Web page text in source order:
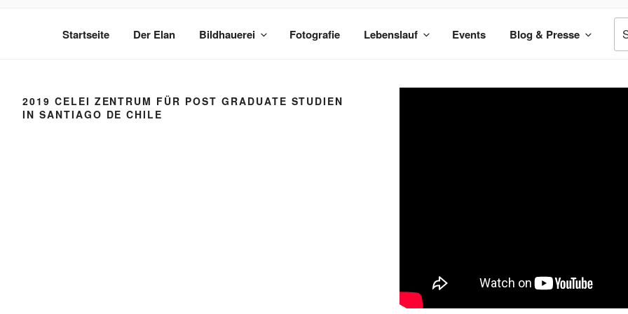
ANDREU GINESTET
Startseite Der Elan Bildhauerei Fotografie Lebenslauf Events Blog & Presse
2019 CELEI ZENTRUM FÜR POST GRADUATE STUDIEN
IN SANTIAGO DE CHILE